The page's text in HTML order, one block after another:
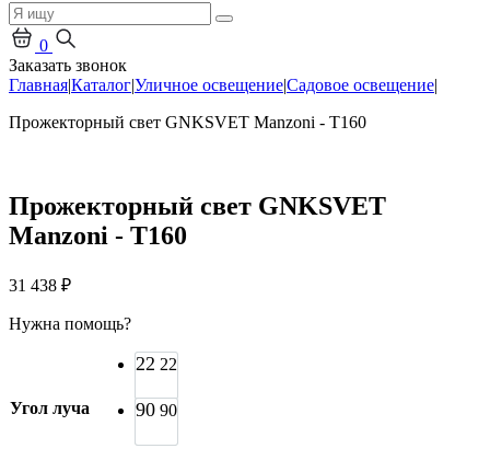
0
Заказать звонок
Главная|Каталог|Уличное освещение|Садовое освещение|
Прожекторный свет GNKSVET Manzoni - T160
Прожекторный свет GNKSVET
Manzoni - T160
31 438 ₽
Нужна помощь?
Угол луча
22 22
90 90